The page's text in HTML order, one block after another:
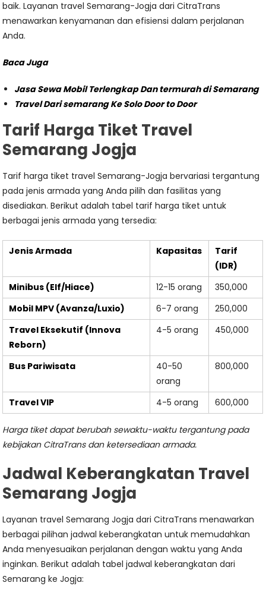
baik. Layanan travel Semarang-Jogja dari CitraTrans
menawarkan kenyamanan dan efisiensi dalam perjalanan
Anda.
Baca Juga
Jasa Sewa Mobil Terlengkap Dan termurah di Semarang
Travel Dari semarang Ke Solo Door to Door
Tarif Harga Tiket Travel
Semarang Jogja
Tarif harga tiket travel Semarang-Jogja bervariasi tergantung
pada jenis armada yang Anda pilih dan fasilitas yang
disediakan. Berikut adalah tabel tarif harga tiket untuk
berbagai jenis armada yang tersedia:
Jenis Armada Kapasitas
Tarif
(IDR)
Minibus (Elf/Hiace)
12-15 orang
350,000
Mobil MPV (Avanza/Luxio)
6-7 orang
250,000
Travel Eksekutif (Innova
Reborn)
4-5 orang 450,000
Bus Pariwisata
40-50
orang
800,000
Travel VIP 4-5 orang 600,000
Harga tiket dapat berubah sewaktu-waktu tergantung pada
kebijakan CitraTrans dan ketersediaan armada.
Jadwal Keberangkatan Travel
Semarang Jogja
Layanan travel Semarang Jogja dari CitraTrans menawarkan
berbagai pilihan jadwal keberangkatan untuk memudahkan
Anda menyesuaikan perjalanan dengan waktu yang Anda
inginkan. Berikut adalah tabel jadwal keberangkatan dari
Semarang ke Jogja: